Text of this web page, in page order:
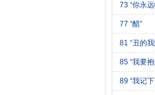
73 “你永
77 “醋”
81 “丑的
85 “我要
89 “我记下